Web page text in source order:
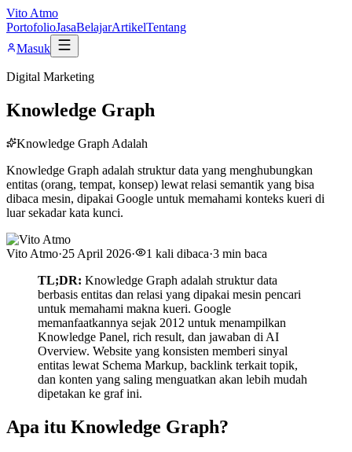
Vito Atmo
PortofolioJasaBelajarArtikelTentang
Masuk
Digital Marketing
Knowledge Graph
Knowledge Graph Adalah
Knowledge Graph adalah struktur data yang menghubungkan
entitas (orang, tempat, konsep) lewat relasi semantik yang bisa
dibaca mesin, dipakai Google untuk memahami konteks kueri di
luar sekadar kata kunci.
Vito Atmo·25 April 2026· 1 kali dibaca·3 min baca
TL;DR: Knowledge Graph adalah struktur data
berbasis entitas dan relasi yang dipakai mesin pencari
untuk memahami makna kueri. Google
memanfaatkannya sejak 2012 untuk menampilkan
Knowledge Panel, rich result, dan jawaban di AI
Overview. Website yang konsisten memberi sinyal
entitas lewat Schema Markup, backlink terkait topik,
dan konten yang saling menguatkan akan lebih mudah
dipetakan ke graf ini.
Apa itu Knowledge Graph?